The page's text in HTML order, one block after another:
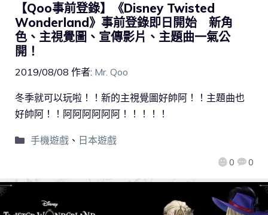
【Qoo事前登錄】《Disney Twisted
Wonderland》事前登錄即日開始 新角
色、主視覺圖、宣傳影片、主題曲一氣公
開！
2019/08/08 作者: Mr. Qoo
0 0
冬季就可以玩啦！！新的主視覺圖好帥阿！！主題曲也
好帥阿！！阿阿阿阿阿阿！！！！！
手機遊戲、 日本遊戲